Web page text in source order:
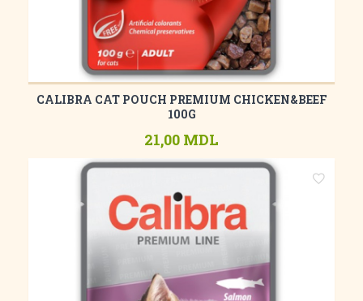
CALIBRA CAT POUCH PREMIUM CHICKEN&BEEF
100G
21,00 MDL